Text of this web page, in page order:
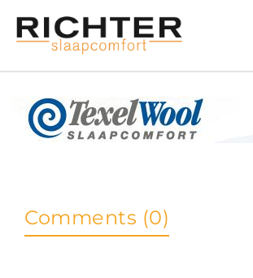
Comments (0)